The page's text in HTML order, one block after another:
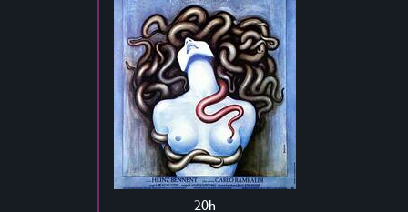
20h